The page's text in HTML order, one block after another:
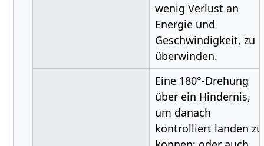
wenig Verlust an
Energie und
Geschwindigkeit, zu
überwinden.
Eine 180°-Drehung
über ein Hindernis,
um danach
kontrolliert landen zu